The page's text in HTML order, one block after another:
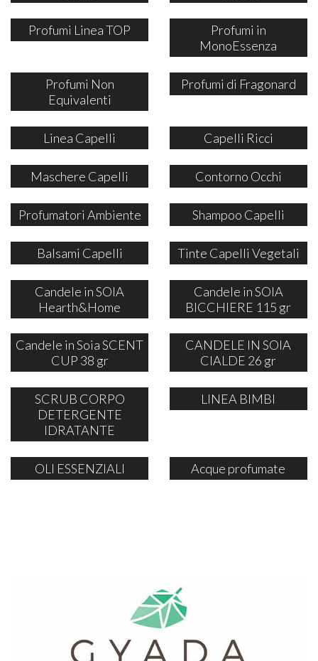
Profumi Linea TOP
Profumi in
MonoEssenza
Profumi Non
Equivalenti
Profumi di Fragonard
Linea Capelli Capelli Ricci
Maschere Capelli Contorno Occhi
Profumatori Ambiente Shampoo Capelli
Balsami Capelli Tinte Capelli Vegetali
Candele in SOIA
Hearth&Home
Candele in SOIA
BICCHIERE 115 gr
Candele in Soia SCENT
CUP 38 gr
CANDELE IN SOIA
CIALDE 26 gr
SCRUB CORPO
DETERGENTE
IDRATANTE
LINEA BIMBI
OLI ESSENZIALI Acque profumate